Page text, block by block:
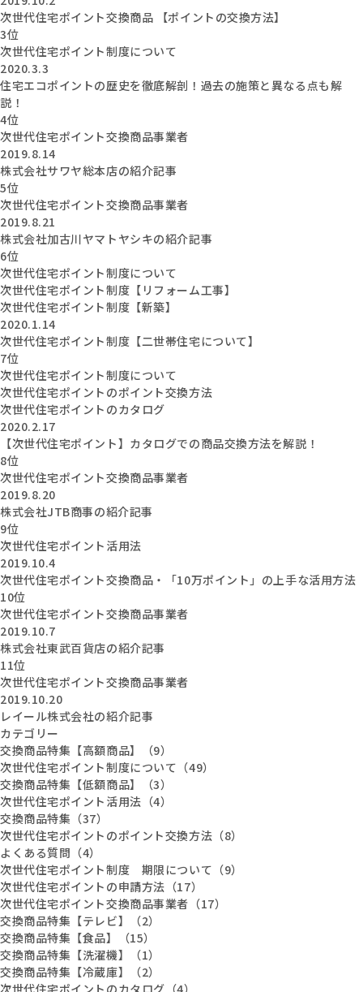
次世代住宅ポイント交換商品 【ポイントの交換方法】
3位
次世代住宅ポイント制度について
2020.3.3
住宅エコポイントの歴史を徹底解剖！過去の施策と異なる点も解
説！
4位
次世代住宅ポイント交換商品事業者
2019.8.14
株式会社サワヤ総本店の紹介記事
5位
次世代住宅ポイント交換商品事業者
2019.8.21
株式会社加古川ヤマトヤシキの紹介記事
6位
次世代住宅ポイント制度について
次世代住宅ポイント制度【リフォーム工事】
次世代住宅ポイント制度【新築】
2020.1.14
次世代住宅ポイント制度【二世帯住宅について】
7位
次世代住宅ポイント制度について
次世代住宅ポイントのポイント交換方法
次世代住宅ポイントのカタログ
2020.2.17
【次世代住宅ポイント】カタログでの商品交換方法を解説！
8位
次世代住宅ポイント交換商品事業者
2019.8.20
株式会社JTB商事の紹介記事
9位
次世代住宅ポイント活用法
2019.10.4
次世代住宅ポイント交換商品・「10万ポイント」の上手な活用方法
10位
次世代住宅ポイント交換商品事業者
2019.10.7
株式会社東武百貨店の紹介記事
11位
次世代住宅ポイント交換商品事業者
2019.10.20
レイール株式会社の紹介記事
カテゴリー
交換商品特集【高額商品】（9）
次世代住宅ポイント制度について（49）
交換商品特集【低額商品】（3）
次世代住宅ポイント活用法（4）
交換商品特集（37）
次世代住宅ポイントのポイント交換方法（8）
よくある質問（4）
次世代住宅ポイント制度 期限について（9）
次世代住宅ポイントの申請方法（17）
次世代住宅ポイント交換商品事業者（17）
交換商品特集【テレビ】（2）
交換商品特集【食品】（15）
交換商品特集【洗濯機】（1）
交換商品特集【冷蔵庫】（2）
次世代住宅ポイントのカタログ（4）